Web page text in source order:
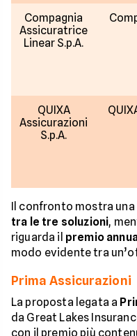
Compagnia
Assicuratrice
Linear S.p.A.
QUIXA
Assicurazioni
S.p.A.
Il confronto mostra
tra le tre soluzioni,
riguarda il premio
modo evidente tra
Prima Assicurazioni
La proposta legata a
da Great Lakes
con il premio più